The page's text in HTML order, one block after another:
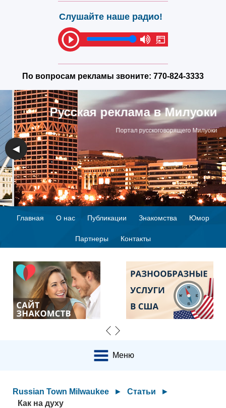
Слушайте наше радио!
По вопросам рекламы звоните: 770-824-3333
Русская реклама в Милуоки
Портал русскоговорящего Милуоки
◀ ▶
Главная О нас Публикации Знакомства Юмор
Партнеры Контакты
Меню
Russian Town Milwaukee ► Статьи
►
Как на духу